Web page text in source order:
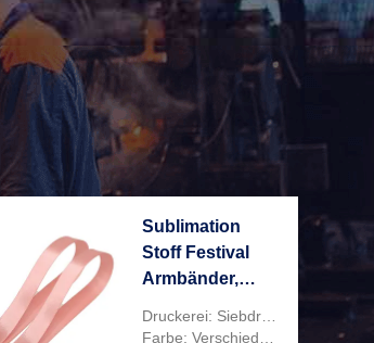
Sublimation
Stoff Festival
Armbänder,
Stoff